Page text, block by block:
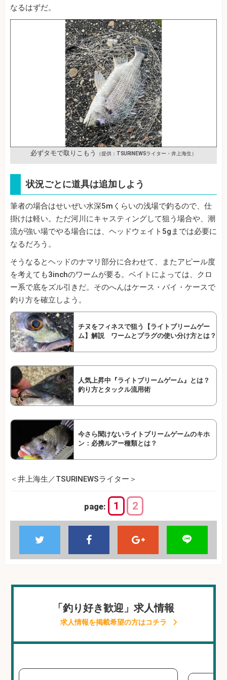
なるはずだ。
必ずタモで取りこもう （提供：TSURINEWSライター・井上海生）
状況ごとに道具は追加しよう
筆者の場合はせいぜい水深5mくらいの浅場で釣るので、仕
掛けは軽い。ただ河川にキャスティングして狙う場合や、潮
流が強い場でやる場合には、ヘッドウェイト5gまでは必要に
なるだろう。
そうなるとヘッドのナマリ部分に合わせて、またアピール度
を考えても3inchのワームが要る。ベイトによっては、クロ
ー系で底をズル引きだ。そのへんはケース・バイ・ケースで
釣り方を確立しよう。
チヌをフィネスで狙う【ライトブリームゲー
ム】解説 ワームとプラグの使い分け方とは？
人気上昇中『ライトブリームゲーム』とは？
釣り方とタックル流用術
今さら聞けないライトブリームゲームのキホ
ン：必携ルアー種類とは？
＜井上海生／TSURINEWSライター＞
page: 1 2
「釣り好き歓迎」求人情報
求人情報を掲載希望の方はコチラ